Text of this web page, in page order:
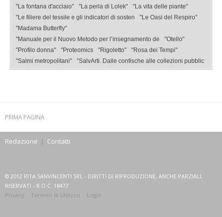
"La fontana d'acciaio"
"La perla di Lolek"
"La vita delle piante"
"Le filiere del tessile e gli indicatori di sosten
"Le Oasi del Respiro"
"Madama Butterfly"
"Manuale per il Nuovo Metodo per l’insegnamento de
"Otello"
"Profilo donna"
"Proteomics "Rigoletto"
"Rosa dei Tempi"
"Salmi metropolitani"
"SalvArti. Dalle confische alle collezioni pubblic
PRIMA PAGINA
Redazione | Contatti
© 2012 RITA SANVINCENTI SRL - DIRITTI DI RIPRODUZIONE, ANCHE PARZIALI,
RISERVATI - R.O.C. 18477
Privacy
Termini di Utilizzo Login